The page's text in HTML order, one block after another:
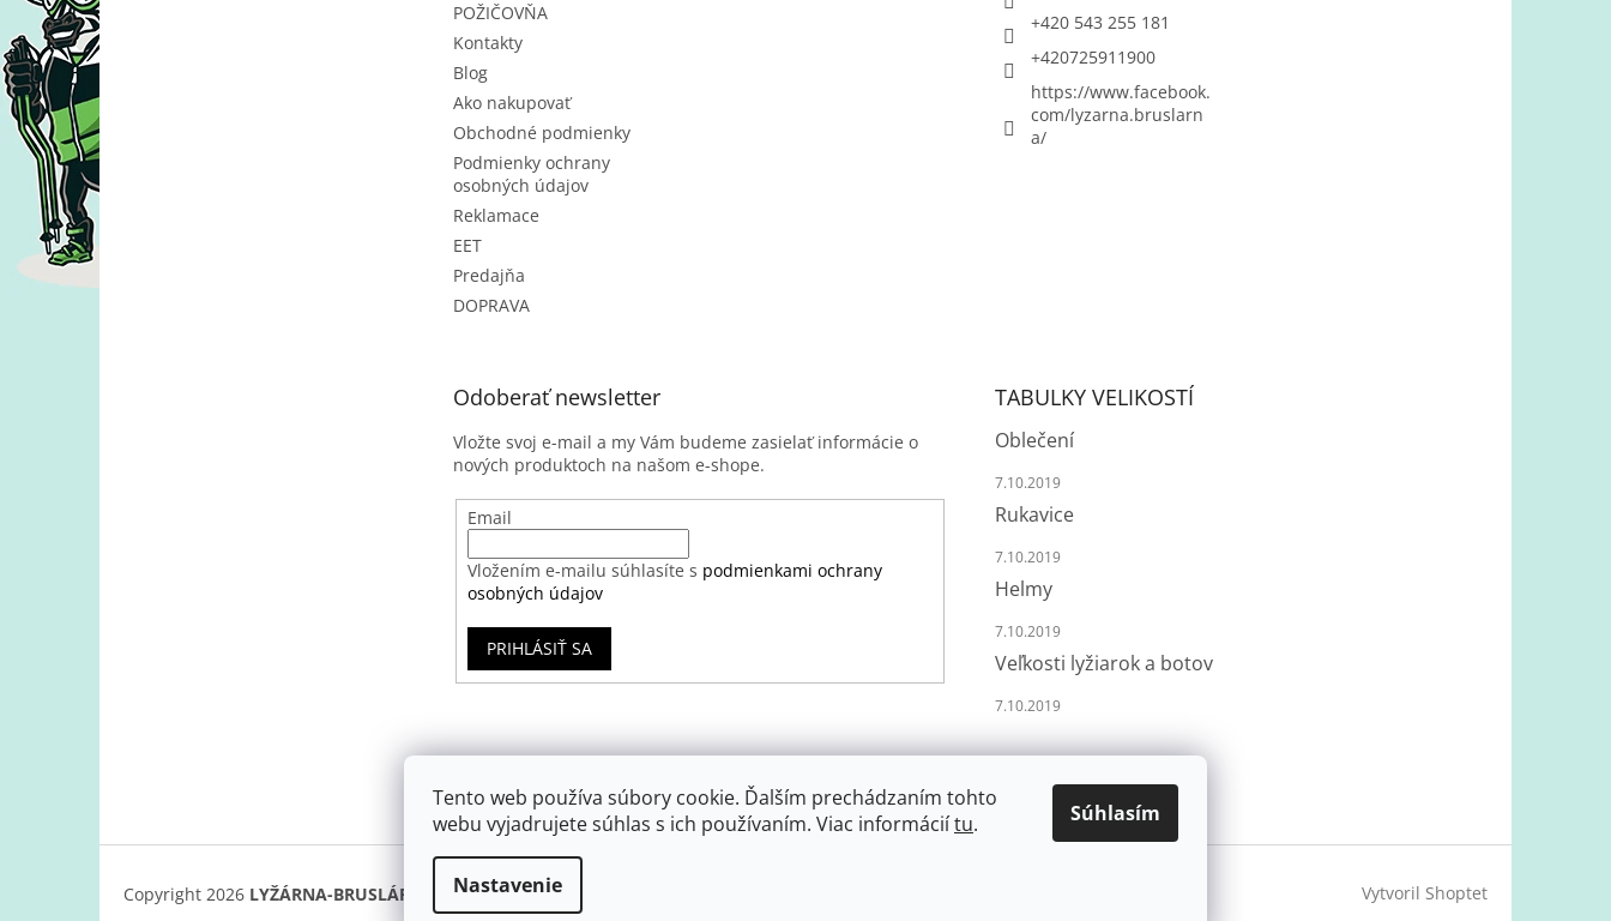
Tento web používa súbory cookie. Ďalším prechádzaním tohto
webu vyjadrujete súhlas s ich používaním. Viac informáciítu.
Nastavenie
Súhlasím
POŽIČOVŇA
Kontakty
Blog
Ako nakupovať
Obchodné podmienky
Podmienky ochrany
osobných údajov
Reklamace
EET
Predajňa
DOPRAVA
+420 543 255 181
+420725911900
https://www.facebook.
com/lyzarna.bruslarn
a/
Odoberať newsletter
Vložte svoj e-mail a my Vám budeme zasielať informácie o
nových produktoch na našom e-shope.
Email
Vložením e-mailu súhlasíte s podmienkami ochrany
osobných údajov
PRIHLÁSIŤ SA
TABULKY VELIKOSTÍ
Oblečení
7.10.2019
Rukavice
7.10.2019
Helmy
7.10.2019
Veľkosti lyžiarok a botov
7.10.2019
Vytvoril Shoptet
Copyright 2026 LYŽÁRNA-BRUSLÁRNA . Všetky práva vyhradené.